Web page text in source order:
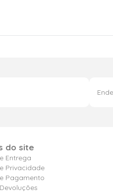
do site
Entrega
Privacidade
Pagamento